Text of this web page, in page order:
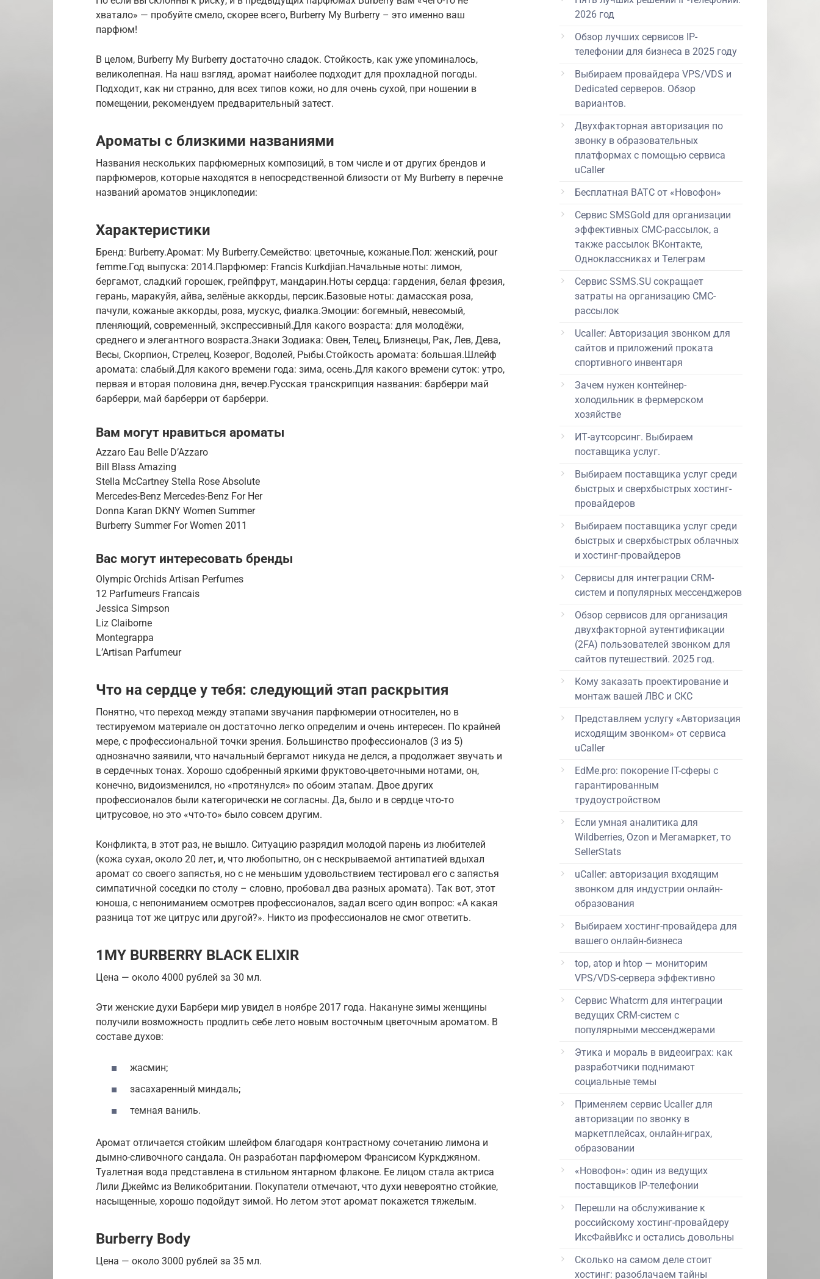
хватало» — пробуйте смело, скорее всего, Burberry My Burberry – это именно ваш
парфюм!
В целом, Burberry My Burberry достаточно сладок. Стойкость, как уже упоминалось,
великолепная. На наш взгляд, аромат наиболее подходит для прохладной погоды.
Подходит, как ни странно, для всех типов кожи, но для очень сухой, при ношении в
помещении, рекомендуем предварительный затест.
Ароматы с близкими названиями
Названия нескольких парфюмерных композиций, в том числе и от других брендов и
парфюмеров, которые находятся в непосредственной близости от My Burberry в перечне
названий ароматов энциклопедии:
Характеристики
Бренд: Burberry.Аромат: My Burberry.Семейство: цветочные, кожаные.Пол: женский, pour
femme.Год выпуска: 2014.Парфюмер: Francis Kurkdjian.Начальные ноты: лимон,
бергамот, сладкий горошек, грейпфрут, мандарин.Ноты сердца: гардения, белая фрезия,
герань, маракуйя, айва, зелёные аккорды, персик.Базовые ноты: дамасская роза,
пачули, кожаные аккорды, роза, мускус, фиалка.Эмоции: богемный, невесомый,
пленяющий, современный, экспрессивный.Для какого возраста: для молодёжи,
среднего и элегантного возраста.Знаки Зодиака: Овен, Телец, Близнецы, Рак, Лев, Дева,
Весы, Скорпион, Стрелец, Козерог, Водолей, Рыбы.Стойкость аромата: большая.Шлейф
аромата: слабый.Для какого времени года: зима, осень.Для какого времени суток: утро,
первая и вторая половина дня, вечер.Русская транскрипция названия: барберри май
барберри, май барберри от барберри.
Вам могут нравиться ароматы
Azzaro Eau Belle D’Azzaro
Bill Blass Amazing
Stella McCartney Stella Rose Absolute
Mercedes-Benz Mercedes-Benz For Her
Donna Karan DKNY Women Summer
Burberry Summer For Women 2011
Вас могут интересовать бренды
Olympic Orchids Artisan Perfumes
12 Parfumeurs Francais
Jessica Simpson
Liz Claiborne
Montegrappa
L’Artisan Parfumeur
Что на сердце у тебя: следующий этап раскрытия
Понятно, что переход между этапами звучания парфюмерии относителен, но в
тестируемом материале он достаточно легко определим и очень интересен. По крайней
мере, с профессиональной точки зрения. Большинство профессионалов (3 из 5)
однозначно заявили, что начальный бергамот никуда не делся, а продолжает звучать и
в сердечных тонах. Хорошо сдобренный яркими фруктово-цветочными нотами, он,
конечно, видоизменился, но «протянулся» по обоим этапам. Двое других
профессионалов были категорически не согласны. Да, было и в сердце что-то
цитрусовое, но это «что-то» было совсем другим.
Конфликта, в этот раз, не вышло. Ситуацию разрядил молодой парень из любителей
(кожа сухая, около 20 лет, и, что любопытно, он с нескрываемой антипатией вдыхал
аромат со своего запястья, но с не меньшим удовольствием тестировал его с запястья
симпатичной соседки по столу – словно, пробовал два разных аромата). Так вот, этот
юноша, с непониманием осмотрев профессионалов, задал всего один вопрос: «А какая
разница тот же цитрус или другой?». Никто из профессионалов не смог ответить.
1MY BURBERRY BLACK ELIXIR
Цена — около 4000 рублей за 30 мл.
Эти женские духи Барбери мир увидел в ноябре 2017 года. Накануне зимы женщины
получили возможность продлить себе лето новым восточным цветочным ароматом. В
составе духов:
жасмин;
засахаренный миндаль;
темная ваниль.
Аромат отличается стойким шлейфом благодаря контрастному сочетанию лимона и
дымно-сливочного сандала. Он разработан парфюмером Франсисом Куркджяном.
Туалетная вода представлена в стильном янтарном флаконе. Ее лицом стала актриса
Лили Джеймс из Великобритании. Покупатели отмечают, что духи невероятно стойкие,
насыщенные, хорошо подойдут зимой. Но летом этот аромат покажется тяжелым.
Burberry Body
Цена — около 3000 рублей за 35 мл.
2026 год
Обзор лучших сервисов IP-
телефонии для бизнеса в 2025 году
Выбираем провайдера VPS/VDS и
Dedicated серверов. Обзор
вариантов.
Двухфакторная авторизация по
звонку в образовательных
платформах с помощью сервиса
uCaller
Бесплатная ВАТС от «Новофон»
Сервис SMSGold для организации
эффективных СМС-рассылок, а
также рассылок ВКонтакте,
Одноклассниках и Телеграм
Сервис SSMS.SU сокращает
затраты на организацию СМС-
рассылок
Ucaller: Авторизация звонком для
сайтов и приложений проката
спортивного инвентаря
Зачем нужен контейнер-
холодильник в фермерском
хозяйстве
ИТ-аутсорсинг. Выбираем
поставщика услуг.
Выбираем поставщика услуг среди
быстрых и сверхбыстрых хостинг-
провайдеров
Выбираем поставщика услуг среди
быстрых и сверхбыстрых облачных
и хостинг-провайдеров
Сервисы для интеграции CRM-
систем и популярных мессенджеров
Обзор сервисов для организация
двухфакторной аутентификации
(2FA) пользователей звонком для
сайтов путешествий. 2025 год.
Кому заказать проектирование и
монтаж вашей ЛВС и СКС
Представляем услугу «Авторизация
исходящим звонком» от сервиса
uCaller
EdMe.pro: покорение IT-сферы с
гарантированным
трудоустройством
Если умная аналитика для
Wildberries, Ozon и Мегамаркет, то
SellerStats
uCaller: авторизация входящим
звонком для индустрии онлайн-
образования
Выбираем хостинг-провайдера для
вашего онлайн-бизнеса
top, atop и htop — мониторим
VPS/VDS-сервера эффективно
Сервис Whatcrm для интеграции
ведущих CRM-систем с
популярными мессенджерами
Этика и мораль в видеоиграх: как
разработчики поднимают
социальные темы
Применяем сервис Ucaller для
авторизации по звонку в
маркетплейсах, онлайн-играх,
образовании
«Новофон»: один из ведущих
поставщиков IP-телефонии
Перешли на обслуживание к
российскому хостинг-провайдеру
ИксФайвИкс и остались довольны
Сколько на самом деле стоит
хостинг: разоблачаем тайны